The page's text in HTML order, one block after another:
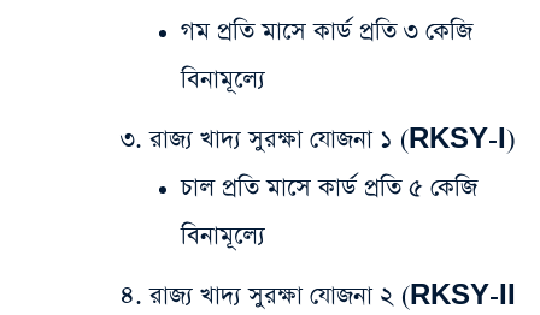
গম প্রতি মাসে কার্ড প্রতি ৩ কেজি
বিনামূল্যে
​৩. রাজ্য খাদ্য সুরক্ষা যোজনা ১ (RKSY-I)
​চাল প্রতি মাসে কার্ড প্রতি ৫ কেজি
বিনামূল্যে
​৪. রাজ্য খাদ্য সুরক্ষা যোজনা ২ (RKSY-II